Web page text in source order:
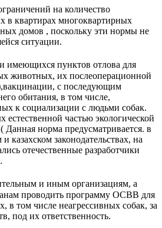
на количество
в квартирах многоквартирных
домов , поскольку эти нормы не
ситуации.
имеющихся пунктов отлова для
животных, их послеоперационной
с последующим
обитания, в том числе,
к социализации с людьми собак.
частью экологической
Данная норма предусматривается. в
казахском законодательствах, на
отечественные разработчики
и иным организациям, а
проводить программу ОСВВ для
в том числе неагрессивных собак, за
под их ответственность.